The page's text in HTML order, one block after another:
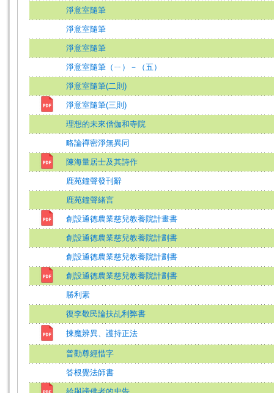
淨意室隨筆
淨意室隨筆
淨意室隨筆
淨意室隨筆（ㄧ）－（五）
淨意室隨筆(二則)
淨意室隨筆(三則)
理想的未來僧伽和寺院
略論禪密淨無異同
陳海量居士及其詩作
鹿苑鐘聲發刊辭
鹿苑鐘聲緒言
創設通德農業慈兒教養院計畫書
創設通德農業慈兒教養院計劃書
創設通德農業慈兒教養院計劃書
創設通德農業慈兒教養院計劃書
勝利素
復李敬民論扶乩利弊書
揀魔辨異、護持正法
普勸尊經惜字
答根覺法師書